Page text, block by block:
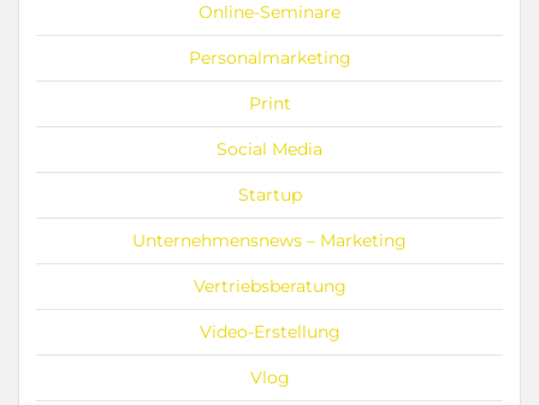
Online-Seminare
Personalmarketing
Print
Social Media
Startup
Unternehmensnews – Marketing
Vertriebsberatung
Video-Erstellung
Vlog